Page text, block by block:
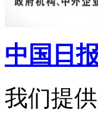
中国日
我们提